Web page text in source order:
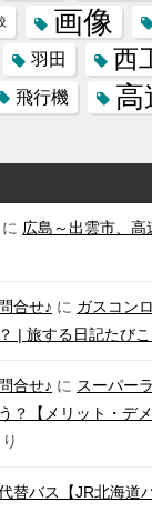
画像
羽田 西
飛行機 高
に 広島～出雲市、
合せ♪ に ガスコン
| 旅する日記たび
合せ♪ に スーパー
？【メリット・デ
替バス【JR北海道